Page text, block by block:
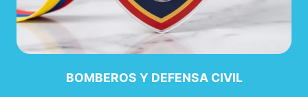
BOMBEROS Y DEFENSA CIVIL